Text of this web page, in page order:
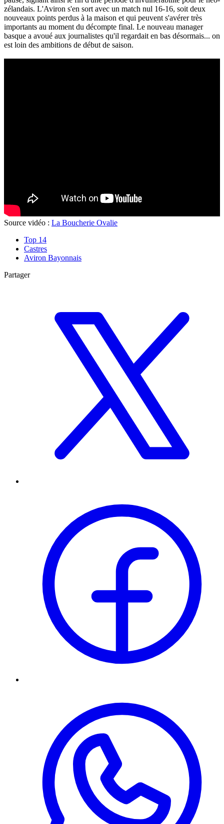
zélandais. L'Aviron s'en sort avec un match nul 16-16, soit deux
nouveaux points perdus à la maison et qui peuvent s'avérer très
importants au moment du décompte final. Le nouveau manager
basque a avoué aux journalistes qu'il regardait en bas désormais... on
est loin des ambitions de début de saison.
Source vidéo : La Boucherie Ovalie
Top 14
Castres
Aviron Bayonnais
Partager